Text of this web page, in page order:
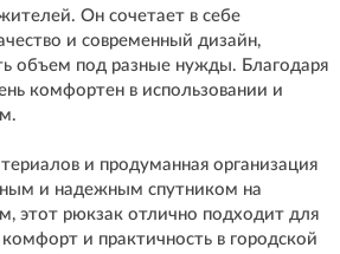
Он сочетает в себе
и современный дизайн,
объем под разные нужды. Благодаря
комфортен в использовании и
и продуманная организация
и надежным спутником на
этот рюкзак отлично подходит для
и практичность в городской